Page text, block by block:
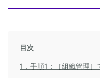
目次
1．手順1：［組織管理］